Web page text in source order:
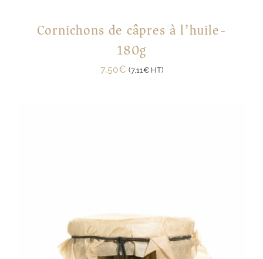
Cornichons de câpres à l’huile-
180g
7,50€ (7,11€HT)